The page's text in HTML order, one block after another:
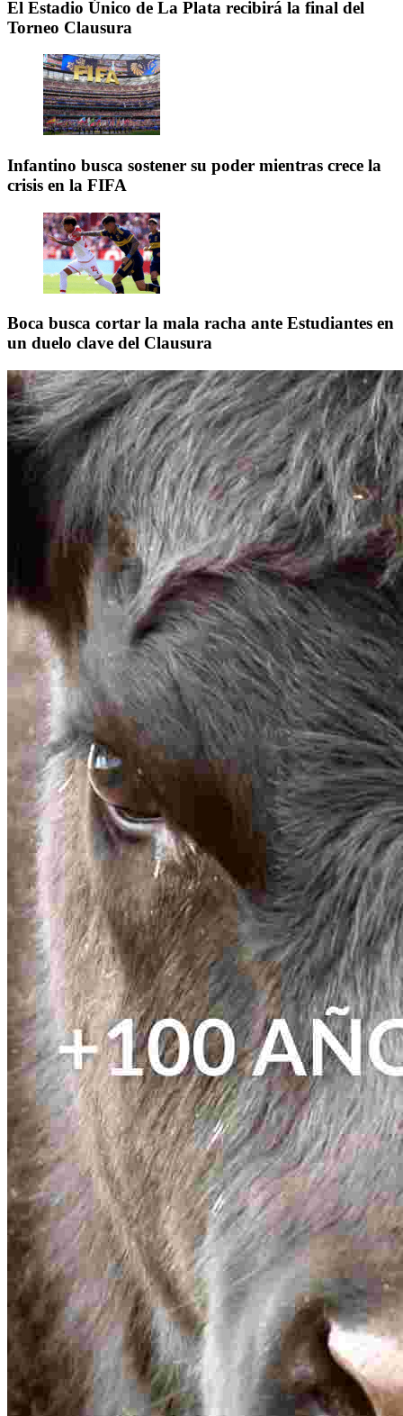
El Estadio Único de La Plata recibirá la final del
Torneo Clausura
Infantino busca sostener su poder mientras crece la
crisis en la FIFA
Boca busca cortar la mala racha ante Estudiantes en
un duelo clave del Clausura